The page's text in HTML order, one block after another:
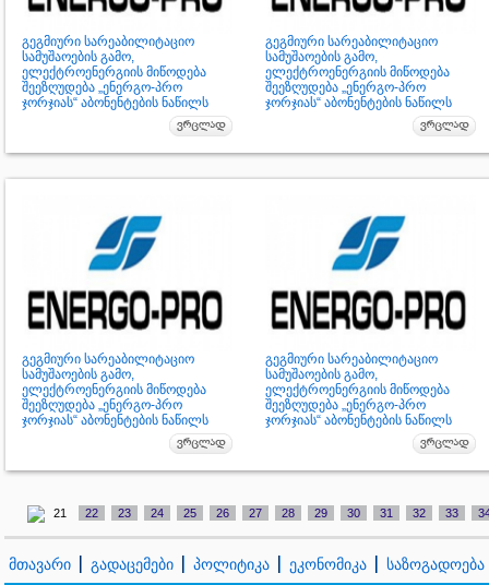
გეგმიური სარეაბილიტაციო
სამუშაოების გამო,
ელექტროენერგიის მიწოდება
შეეზღუდება „ენერგო-პრო
ჯორჯიას“ აბონენტების ნაწილს
გეგმიური სარეაბილიტაციო
სამუშაოების გამო,
ელექტროენერგიის მიწოდება
შეეზღუდება „ენერგო-პრო
ჯორჯიას“ აბონენტების ნაწილს
გეგმიური სარეაბილიტაციო
სამუშაოების გამო,
ელექტროენერგიის მიწოდება
შეეზღუდება „ენერგო-პრო
ჯორჯიას“ აბონენტების ნაწილს
გეგმიური სარეაბილიტაციო
სამუშაოების გამო,
ელექტროენერგიის მიწოდება
შეეზღუდება „ენერგო-პრო
ჯორჯიას“ აბონენტების ნაწილს
21 22 23 24 25 26 27 28 29 30 31 32 33
მთავარი გადაცემები პოლიტიკა ეკონომიკა საზოგადოება